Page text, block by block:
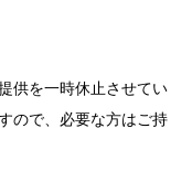
供を一時休止させてい
ので、必要な方はご持